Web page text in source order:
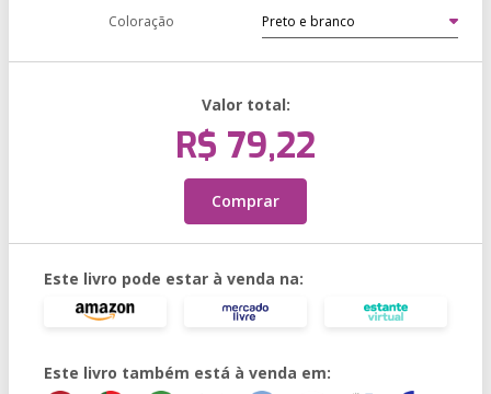
Coloração
Valor total:
R$ 79,22
Comprar
Este livro pode estar à venda na:
Este livro também está à venda em: